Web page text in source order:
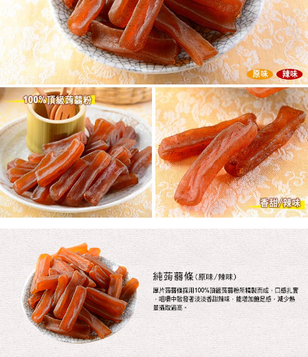
【注意事項】
１．透過由恩沛科技股份有限公司提供之「AFTEE先享後付」服務完成之交
易，需依本服務之必要範圍內提供個人資料，並將交易相關給付款項請求債
權轉讓予恩沛科技股份有限公司。
２．關於個人資料處理事宜，請瀏覽以下網址：
https://aftee.tw/terms/#terms3
３．未成年的使用者請事先徵得法定代理人或監護人之同意方可使用
「AFTEE先享後付」，若未經同意申辦者引起之損失，本公司不負相關責
任。
４．使用「AFTEE先享後付」時，將依據個別帳號之用戶狀況，依本公司即
時審查核予不同之上限額度；若仍有額度不足之情形，本公司將視審查結果
請求用戶進行身份認證。
５．嚴禁一人註冊多個帳號或使用他人資訊註冊。若發現惡意使用之情形，
恩沛科技股份有限公司將有權停止該用戶之使用額度並採取法律行動。